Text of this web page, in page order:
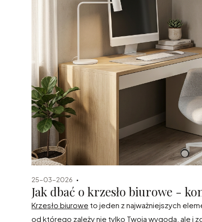
25-03-2026
Jak dbać o krzesło biurowe -
Krzesło biurowe to jeden z najważniejszych
od którego zależy nie tylko Twoja wygoda, ale i